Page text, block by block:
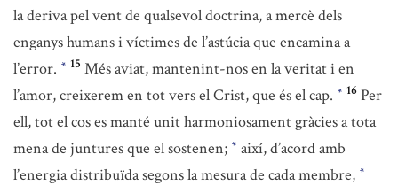
la deriva pel vent de qualsevol doctrina, a mercè dels
enganys humans i víctimes de l’astúcia que encamina a
l’error. * 15 Més aviat, mantenint-nos en la veritat i en
l’amor, creixerem en tot vers el Crist, que és el cap. * 16 Per
ell, tot el cos es manté unit harmoniosament gràcies a tota
mena de juntures que el sostenen; * així, d’acord amb
l’energia distribuïda segons la mesura de cada membre, *